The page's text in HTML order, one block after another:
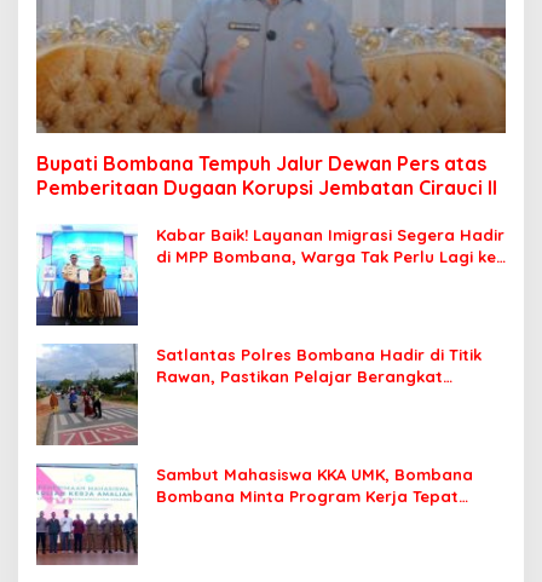
Bupati Bombana Tempuh Jalur Dewan Pers atas
Pemberitaan Dugaan Korupsi Jembatan Cirauci II
Kabar Baik! Layanan Imigrasi Segera Hadir
di MPP Bombana, Warga Tak Perlu Lagi ke
Satlantas Polres Bombana Hadir di Titik
Rawan, Pastikan Pelajar Berangkat
Sambut Mahasiswa KKA UMK, Bombana
Bombana Minta Program Kerja Tepat